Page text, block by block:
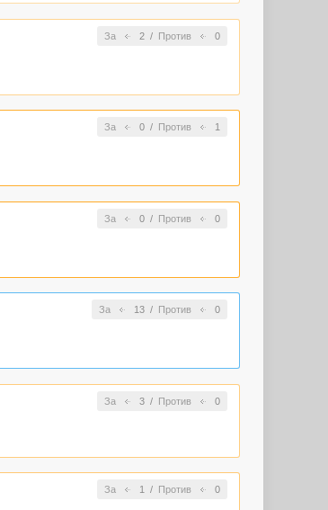
За 2/ Против 0
За 0/ Против 1
За 0/ Против 0
За 13/ Против 0
За 3/ Против 0
За 1/ Против 0